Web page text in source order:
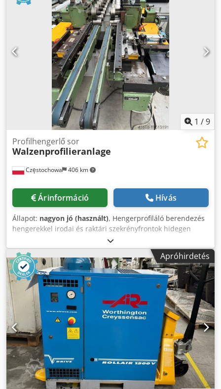
tengelyeken, 12 ékes horonnyal, tengelytávolság 145 mm.
Tengelytávolság 250 mm. A tengelyek közötti minimális
távolság 200 mm, maximális távolság 800 mm. Cjdpswxv
Izefx Alterf A meghajtás egy 15 kW-os, 380 voltos
elektromotorral történik. A berendezés olyan profilokhoz
alkalmas, amelyek középvonala gyakran változik. A
rendszer középen görgős alátámasztással van ellátva,
amely megtartja az acélszalag alsó rétegét; ez pedig a
profil szalag alapját megfelelő profilban támasztja meg. A
gépsor 16 állomást tartalmaz.
1 /9
Częstochowa 406 km
Profilhengerlő sor
Walzenprofilieranlage
Árinformáció Hívás
Állapot: nagyon jó (használt), Hengerprofiláló berendezés
hengerekkel irodai és raktári szekrényfrontok hidegen
hengerelt lemezekből történő hideghengerléséhez.
Hengerek közép-távolsága: 140 mm, Hengerátmérő: 45
mm, Ékkulcs horony: 12 mm. A berendezés elektromos
rendszerrel rendelkezik, amely a hengersorokat akár 1500
mm-re is el tudja távolítani egymástól. A berendezés
elektromos működtetésű. Crodpswxv H Dsfx Altef
Apróhirdetés